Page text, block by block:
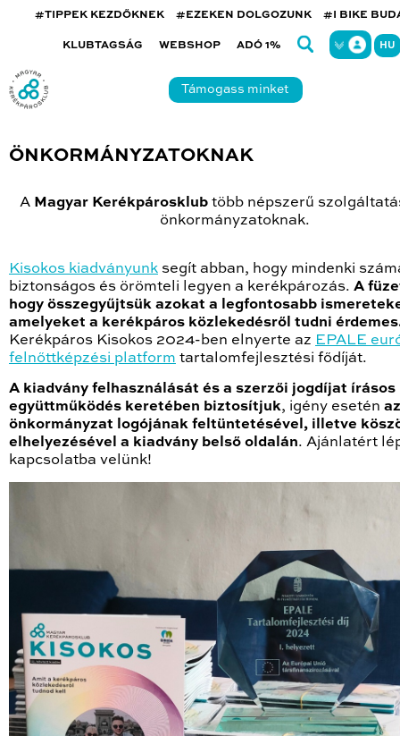
#TIPPEK KEZDŐKNEK #EZEKEN DOLGOZUNK #I BIKE
KLUBTAGSÁG WEBSHOP ADÓ 1% HU
Támogass minket
ÖNKORMÁNYZATOKNAK
A Magyar Kerékpárosklub több népszerű
önkormányzatoknak.
Kisokos kiadványunk segít abban, hogy mindenki
biztonságos és örömteli legyen a kerékpározás. A
hogy összegyűjtsük azokat a legfontosabb
amelyeket a kerékpáros közlekedésről tudni
Kerékpáros Kisokos 2024-ben elnyerte az EPALE
felnőttképzési platform tartalomfejlesztési fődíját.
A kiadvány felhasználását és a szerzői jogdíjat írásos
együttműködés keretében biztosítjuk, igény esetén az
önkormányzat logójának feltüntetésével, illetve
elhelyezésével a kiadvány belső oldalán. Ajánlatért
kapcsolatba velünk!